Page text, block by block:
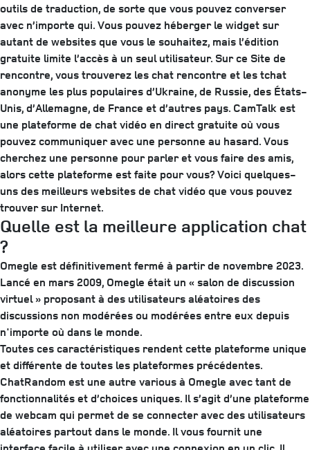
outils de traduction, de sorte que vous pouvez converser
avec n’importe qui. Vous pouvez héberger le widget sur
autant de websites que vous le souhaitez, mais l’édition
gratuite limite l’accès à un seul utilisateur. Sur ce Site de
rencontre, vous trouverez les chat rencontre et les tchat
anonyme les plus populaires d’Ukraine, de Russie, des États-
Unis, d’Allemagne, de France et d’autres pays. CamTalk est
une plateforme de chat vidéo en direct gratuite où vous
pouvez communiquer avec une personne au hasard. Vous
cherchez une personne pour parler et vous faire des amis,
alors cette plateforme est faite pour vous? Voici quelques-
uns des meilleurs websites de chat vidéo que vous pouvez
trouver sur Internet.
Quelle est la meilleure application chat
?
Omegle est définitivement fermé à partir de novembre 2023.
Lancé en mars 2009, Omegle était un « salon de discussion
virtuel » proposant à des utilisateurs aléatoires des
discussions non modérées ou modérées entre eux depuis
n'importe où dans le monde.
Toutes ces caractéristiques rendent cette plateforme unique
et différente de toutes les plateformes précédentes.
ChatRandom est une autre various à Omegle avec tant de
fonctionnalités et d’choices uniques. Il s’agit d’une plateforme
de webcam qui permet de se connecter avec des utilisateurs
aléatoires partout dans le monde. Il vous fournit une